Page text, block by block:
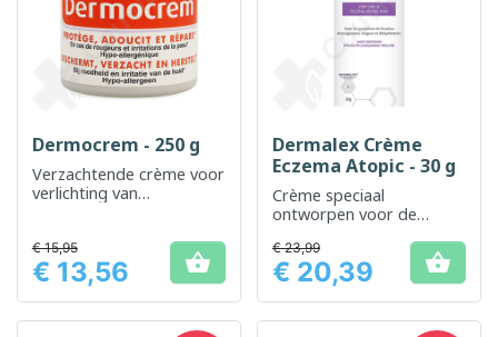
Dermocrem - 250 g
Verzachtende crème voor
verlichting van
Prijs
€ 15,95
€ 13,56 
Dermalex Crème
Eczema Atopic - 30 g
Crème speciaal
ontworpen voor de
eczeemsymptomen
Prijs
€ 23,99
€ 20,39 